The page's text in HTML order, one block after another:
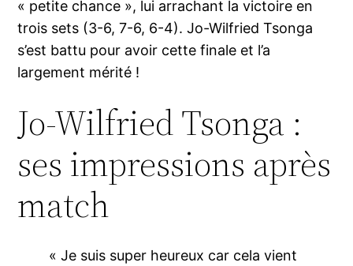
« petite chance », lui arrachant la victoire en
trois sets (3-6, 7-6, 6-4). Jo-Wilfried Tsonga
s’est battu pour avoir cette finale et l’a
largement mérité !
Jo-Wilfried Tsonga :
ses impressions après
match
« Je suis super heureux car cela vient